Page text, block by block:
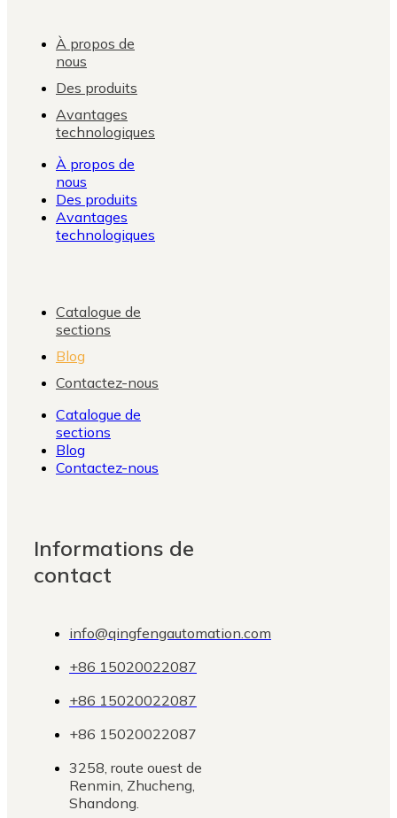
À propos de
nous
Des produits
Avantages
technologiques
À propos de
nous
Des produits
Avantages
technologiques
Catalogue de
sections
Blog
Contactez-nous
Catalogue de
sections
Blog
Contactez-nous
Informations de
contact
info@qingfengautomation.com
+86 15020022087
+86 15020022087
+86 15020022087
3258, route ouest de
Renmin, Zhucheng,
Shandong.